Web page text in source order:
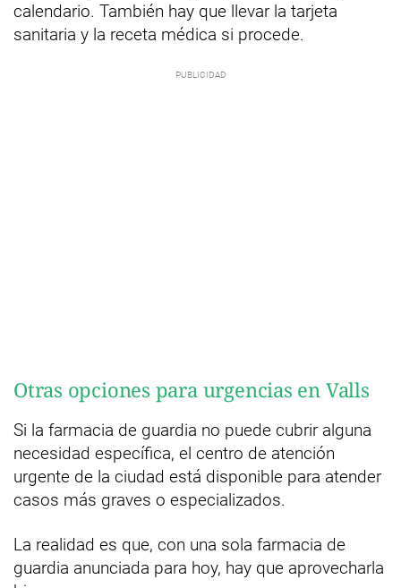
calendario. También hay que llevar la tarjeta
sanitaria y la receta médica si procede.
Otras opciones para urgencias en Valls
Si la farmacia de guardia no puede cubrir alguna
necesidad específica, el centro de atención
urgente de la ciudad está disponible para atender
casos más graves o especializados.
La realidad es que, con una sola farmacia de
guardia anunciada para hoy, hay que aprovecharla